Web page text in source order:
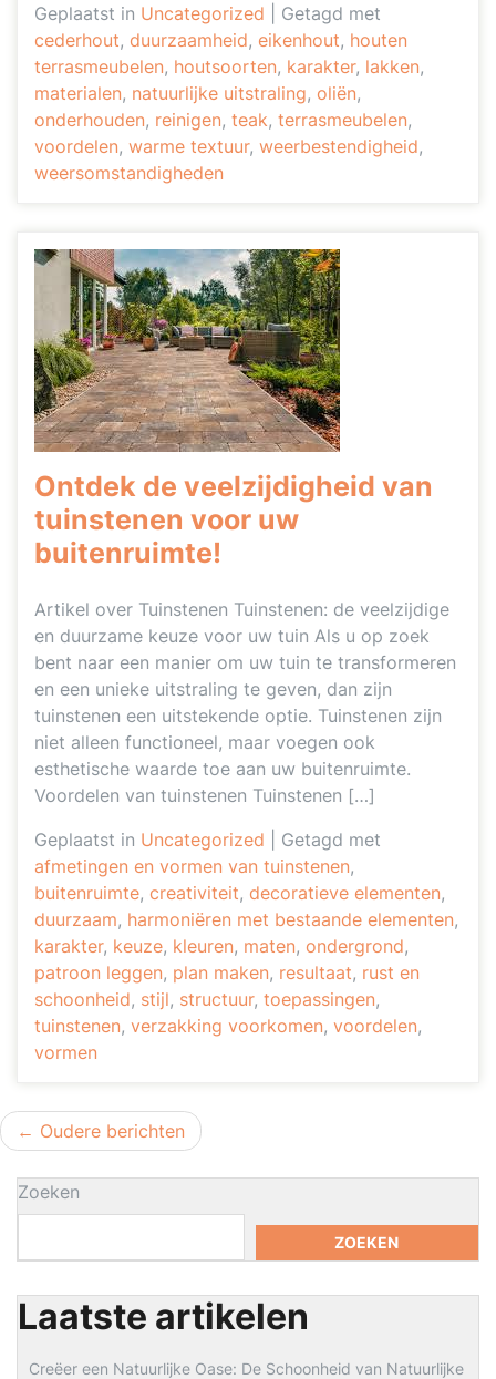
Geplaatst in Uncategorized
Getagd met
cederhout, duurzaamheid, eikenhout, houten
terrasmeubelen, houtsoorten, karakter, lakken,
materialen, natuurlijke uitstraling, oliën,
onderhouden, reinigen, teak, terrasmeubelen,
voordelen, warme textuur, weerbestendigheid,
weersomstandigheden
Ontdek de veelzijdigheid van
tuinstenen voor uw
buitenruimte!
Artikel over Tuinstenen Tuinstenen: de veelzijdige
en duurzame keuze voor uw tuin Als u op zoek
bent naar een manier om uw tuin te transformeren
en een unieke uitstraling te geven, dan zijn
tuinstenen een uitstekende optie. Tuinstenen zijn
niet alleen functioneel, maar voegen ook
esthetische waarde toe aan uw buitenruimte.
Voordelen van tuinstenen Tuinstenen […]
Geplaatst in Uncategorized
Getagd met
afmetingen en vormen van tuinstenen,
buitenruimte, creativiteit, decoratieve elementen,
duurzaam, harmoniëren met bestaande elementen,
karakter, keuze, kleuren, maten, ondergrond,
patroon leggen, plan maken, resultaat, rust en
schoonheid, stijl, structuur, toepassingen,
tuinstenen, verzakking voorkomen, voordelen,
vormen
Berichtnavigatie
Oudere berichten
Zoeken
ZOEKEN
Laatste artikelen
Creëer een Natuurlijke Oase: De Schoonheid van Natuurlijke